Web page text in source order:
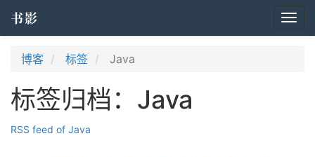
书影
博客 标签 Java
标签归档：Java
RSS feed of Java